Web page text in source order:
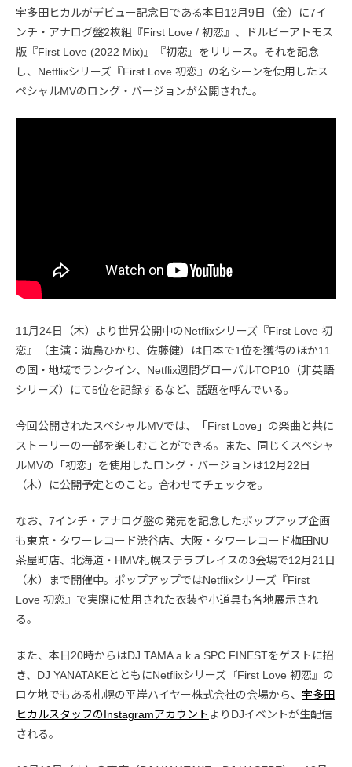
宇多田ヒカルがデビュー記念日である本日12月9日（金）に7イ
ンチ・アナログ盤2枚組『First Love / 初恋』、ドルビーアトモス
版『First Love (2022 Mix)』『初恋』をリリース。それを記念
し、Netflixシリーズ『First Love 初恋』の名シーンを使用したス
ペシャルMVのロング・バージョンが公開された。
11月24日（木）より世界公開中のNetflixシリーズ『First Love 初
恋』（主演：満島ひかり、佐藤健）は日本で1位を獲得のほか11
の国・地域でランクイン、Netflix週間グローバルTOP10（非英語
シリーズ）にて5位を記録するなど、話題を呼んでいる。
今回公開されたスペシャルMVでは、「First Love」の楽曲と共に
ストーリーの一部を楽しむことができる。また、同じくスペシャ
ルMVの「初恋」を使用したロング・バージョンは12月22日
（木）に公開予定とのこと。合わせてチェックを。
なお、7インチ・アナログ盤の発売を記念したポップアップ企画
も東京・タワーレコード渋谷店、大阪・タワーレコード梅田NU
茶屋町店、北海道・HMV札幌ステラプレイスの3会場で12月21日
（水）まで開催中。ポップアップではNetflixシリーズ『First
Love 初恋』で実際に使用された衣装や小道具も各地展示され
る。
また、本日20時からはDJ TAMA a.k.a SPC FINESTをゲストに招
き、DJ YANATAKEとともにNetflixシリーズ『First Love 初恋』の
ロケ地でもある札幌の平岸ハイヤー株式会社の会場から、 宇多田
ヒカルスタッフのInstagramアカウント よりDJイベントが生配信
される。